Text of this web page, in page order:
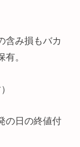
含み損もバカ
。
の日の終値付